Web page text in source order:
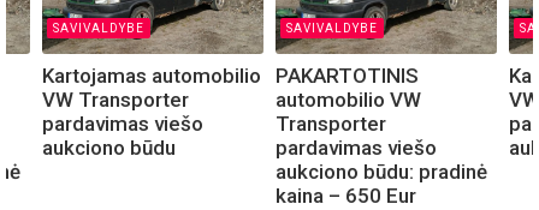
SAVIVALDYBE
Kartojamas automobilio
VW Transporter
pardavimas viešo
aukciono būdu
SAVIVALDYBE
PAKARTOTINIS
automobilio VW
Transporter
pardavimas viešo
aukciono būdu: pradinė
kaina – 650 Eur